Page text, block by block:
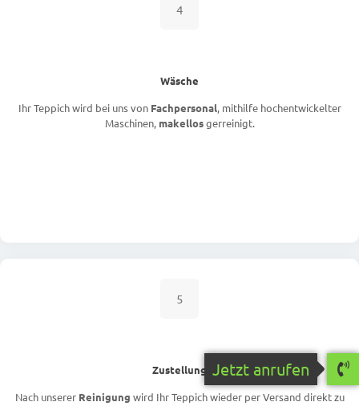
4
Wäsche
Ihr Teppich wird bei uns von Fachpersonal, mithilfe hochentwickelter
Maschinen, makellosgerreinigt.
5
Zustellung
Nach unserer Reinigung wird Ihr Teppich wieder per Versand direkt zu
Jetzt anrufen